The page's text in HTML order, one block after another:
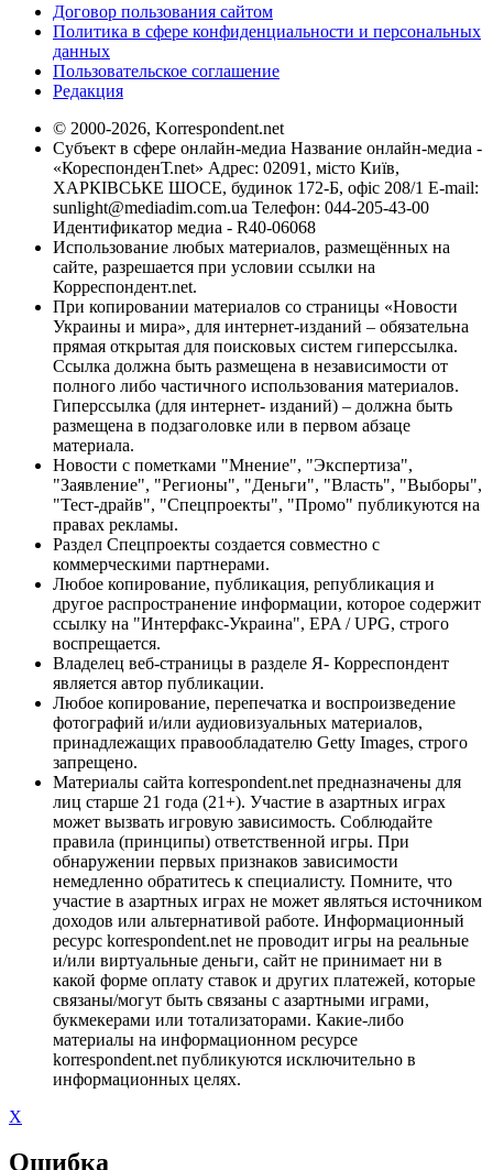
Договор пользования сайтом
Политика в сфере конфиденциальности и персональных
данных
Пользовательское соглашение
Редакция
© 2000-2026, Korrespondent.net
Субъект в сфере онлайн-медиа Название онлайн-медиа -
«КореспонденТ.net» Адрес: 02091, місто Київ,
ХАРКІВСЬКЕ ШОСЕ, будинок 172-Б, офіс 208/1 E-mail:
sunlight@mediadim.com.ua Телефон: 044-205-43-00
Идентификатор медиа - R40-06068
Использование любых материалов, размещённых на
сайте, разрешается при условии ссылки на
Корреспондент.net.
При копировании материалов со страницы «Новости
Украины и мира», для интернет-изданий – обязательна
прямая открытая для поисковых систем гиперссылка.
Ссылка должна быть размещена в независимости от
полного либо частичного использования материалов.
Гиперссылка (для интернет- изданий) – должна быть
размещена в подзаголовке или в первом абзаце
материала.
Новости с пометками "Мнение", "Экспертиза",
"Заявление", "Регионы", "Деньги", "Власть", "Выборы",
"Тест-драйв", "Спецпроекты", "Промо" публикуются на
правах рекламы.
Раздел Спецпроекты создается совместно с
коммерческими партнерами.
Любое копирование, публикация, републикация и
другое распространение информации, которое содержит
ссылку на "Интерфакс-Украина", EPA / UPG, строго
воспрещается.
Владелец веб-страницы в разделе Я- Корреспондент
является автор публикации.
Любое копирование, перепечатка и воспроизведение
фотографий и/или аудиовизуальных материалов,
принадлежащих правообладателю Getty Images, строго
запрещено.
Материалы сайта korrespondent.net предназначены для
лиц старше 21 года (21+). Участие в азартных играх
может вызвать игровую зависимость. Соблюдайте
правила (принципы) ответственной игры. При
обнаружении первых признаков зависимости
немедленно обратитесь к специалисту. Помните, что
участие в азартных играх не может являться источником
доходов или альтернативой работе. Информационный
ресурс korrespondent.net не проводит игры на реальные
и/или виртуальные деньги, сайт не принимает ни в
какой форме оплату ставок и других платежей, которые
связаны/могут быть связаны с азартными играми,
букмекерами или тотализаторами. Какие-либо
материалы на информационном ресурсе
korrespondent.net публикуются исключительно в
информационных целях.
X
Ошибка